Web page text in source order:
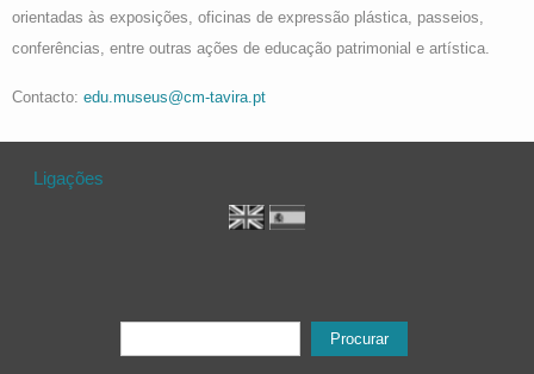
orientadas às exposições, oficinas de expressão plástica, passeios,
conferências, entre outras ações de educação patrimonial e artística.
Contacto: edu.museus@cm-tavira.pt
Ligações
Formulário de procura